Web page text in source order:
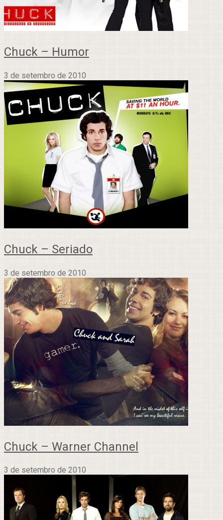
Chuck – Humor
3 de setembro de 2010
Chuck – Seriado
3 de setembro de 2010
Chuck – Warner Channel
3 de setembro de 2010